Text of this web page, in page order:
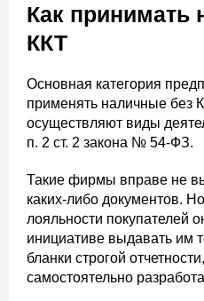
Как принимать
ККТ
Основная категория
применять наличные без
осуществляют виды
п. 2 ст. 2 закона № 54-ФЗ.
Такие фирмы вправе не
каких-либо документов.
лояльности покупателей
инициативе выдавать им
бланки строгой
самостоятельно